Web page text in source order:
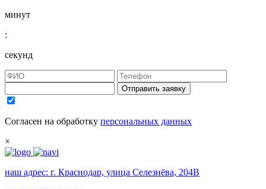
минут
:
секунд
Отправить заявку
Согласен на обработку персональных данных
×
наш адрес: г. Краснодар, улица Селезнёва, 204В